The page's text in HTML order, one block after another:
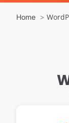
Home